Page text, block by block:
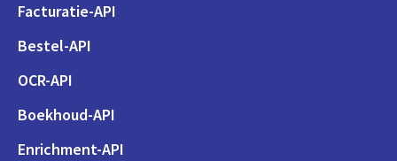
Facturatie-API
Bestel-API
OCR-API
Boekhoud-API
Enrichment-API